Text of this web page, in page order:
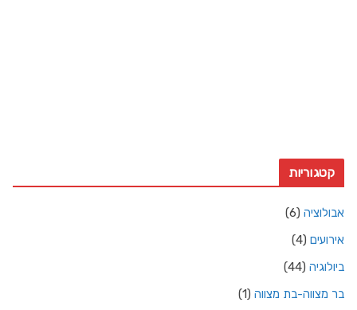
קטגוריות
אבולוציה (6)
אירועים (4)
ביולוגיה (44)
בר מצווה-בת מצווה (1)